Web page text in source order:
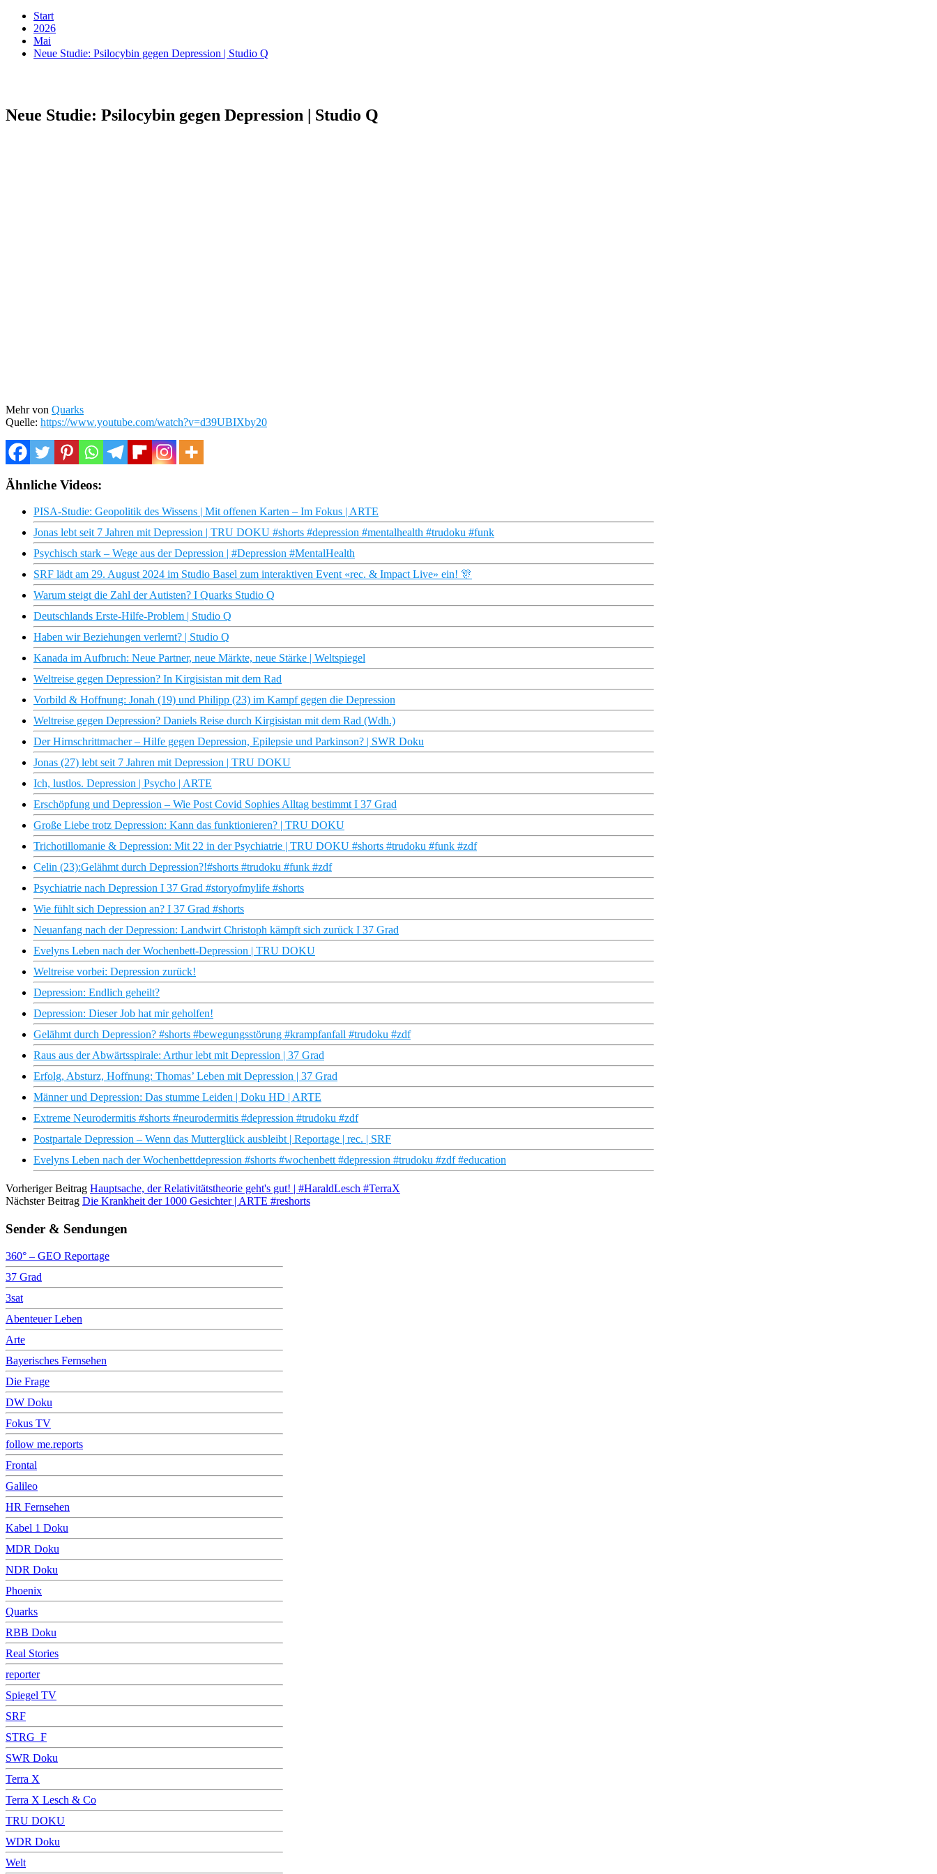
Start
2026
Mai
Neue Studie: Psilocybin gegen Depression | Studio Q
Neue Studie: Psilocybin gegen Depression | Studio Q
Mehr von Quarks
Quelle: https://www.youtube.com/watch?v=d39UBIXby20
Ähnliche Videos:
PISA-Studie: Geopolitik des Wissens | Mit offenen Karten – Im Fokus | ARTE
Jonas lebt seit 7 Jahren mit Depression | TRU DOKU #shorts #depression #mentalhealth #trudoku #funk
Psychisch stark – Wege aus der Depression | #Depression #MentalHealth
SRF lädt am 29. August 2024 im Studio Basel zum interaktiven Event «rec. & Impact Live» ein! 🎊
Warum steigt die Zahl der Autisten? I Quarks Studio Q
Deutschlands Erste-Hilfe-Problem | Studio Q
Haben wir Beziehungen verlernt? | Studio Q
Kanada im Aufbruch: Neue Partner, neue Märkte, neue Stärke | Weltspiegel
Weltreise gegen Depression? In Kirgisistan mit dem Rad
Vorbild & Hoffnung: Jonah (19) und Philipp (23) im Kampf gegen die Depression
Weltreise gegen Depression? Daniels Reise durch Kirgisistan mit dem Rad (Wdh.)
Der Hirnschrittmacher – Hilfe gegen Depression, Epilepsie und Parkinson? | SWR Doku
Jonas (27) lebt seit 7 Jahren mit Depression | TRU DOKU
Ich, lustlos. Depression | Psycho | ARTE
Erschöpfung und Depression – Wie Post Covid Sophies Alltag bestimmt I 37 Grad
Große Liebe trotz Depression: Kann das funktionieren? | TRU DOKU
Trichotillomanie & Depression: Mit 22 in der Psychiatrie | TRU DOKU #shorts #trudoku #funk #zdf
Celin (23):Gelähmt durch Depression?!#shorts #trudoku #funk #zdf
Psychiatrie nach Depression I 37 Grad #storyofmylife #shorts
Wie fühlt sich Depression an? I 37 Grad #shorts
Neuanfang nach der Depression: Landwirt Christoph kämpft sich zurück I 37 Grad
Evelyns Leben nach der Wochenbett-Depression | TRU DOKU
Weltreise vorbei: Depression zurück!
Depression: Endlich geheilt?
Depression: Dieser Job hat mir geholfen!
Gelähmt durch Depression? #shorts #bewegungsstörung #krampfanfall #trudoku #zdf
Raus aus der Abwärtsspirale: Arthur lebt mit Depression | 37 Grad
Erfolg, Absturz, Hoffnung: Thomas’ Leben mit Depression | 37 Grad
Männer und Depression: Das stumme Leiden | Doku HD | ARTE
Extreme Neurodermitis #shorts #neurodermitis #depression #trudoku #zdf
Postpartale Depression – Wenn das Mutterglück ausbleibt | Reportage | rec. | SRF
Evelyns Leben nach der Wochenbettdepression #shorts #wochenbett #depression #trudoku #zdf #education
Vorheriger Beitrag Hauptsache, der Relativitätstheorie geht's gut! | #HaraldLesch #TerraX
Nächster Beitrag Die Krankheit der 1000 Gesichter | ARTE #reshorts
Sender & Sendungen
360° – GEO Reportage
37 Grad
3sat
Abenteuer Leben
Arte
Bayerisches Fernsehen
Die Frage
DW Doku
Fokus TV
follow me.reports
Frontal
Galileo
HR Fernsehen
Kabel 1 Doku
MDR Doku
NDR Doku
Phoenix
Quarks
RBB Doku
Real Stories
reporter
Spiegel TV
SRF
STRG_F
SWR Doku
Terra X
Terra X Lesch & Co
TRU DOKU
WDR Doku
Welt